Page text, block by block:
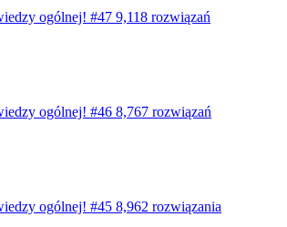
ogólnej! #47 9,118 rozwiązań
ogólnej! #46 8,767 rozwiązań
ogólnej! #45 8,962 rozwiązania